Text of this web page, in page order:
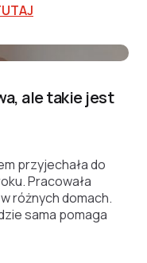
ale takie jest
przyjechała do
Pracowała
różnych domach.
sama pomaga